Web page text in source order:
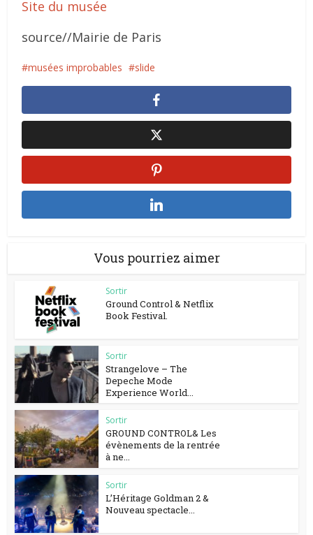
Site du musée
source//Mairie de Paris
musées improbables slide
Vous pourriez aimer
Sortir
Ground Control & Netflix
Book Festival.
Sortir
Strangelove – The
Depeche Mode
Experience World...
Sortir
GROUND CONTROL& Les
évènements de la rentrée
à ne...
Sortir
L’Héritage Goldman 2 &
Nouveau spectacle...